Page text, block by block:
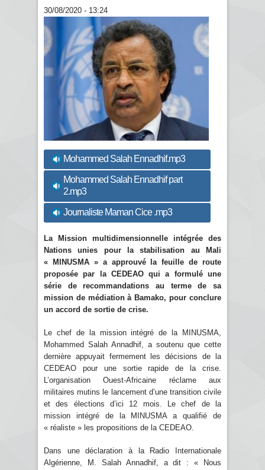
30/08/2020 - 13:24
Mohammed Salah Ennadhif.mp3
Mohammed Salah Ennadhif part
2.mp3
Journaliste Maman Cice .mp3
La Mission multidimensionnelle intégrée des
Nations unies pour la stabilisation au Mali
« MINUSMA » a approuvé la feuille de route
proposée par la CEDEAO qui a formulé une
série de recommandations au terme de sa
mission de médiation à Bamako, pour conclure
un accord de sortie de crise.
Le chef de la mission intégré de la MINUSMA,
Mohammed Salah Annadhif, a soutenu que cette
dernière appuyait fermement les décisions de la
CEDEAO pour une sortie rapide de la crise.
L’organisation Ouest-Africaine réclame aux
militaires mutins le lancement d’une transition civile
et des élections d’ici 12 mois. Le chef de la
mission intégré de la MINUSMA a qualifié de
« réaliste » les propositions de la CEDEAO.
Dans une déclaration à la Radio Internationale
Algérienne, M. Salah Annadhif, a dit : « Nous